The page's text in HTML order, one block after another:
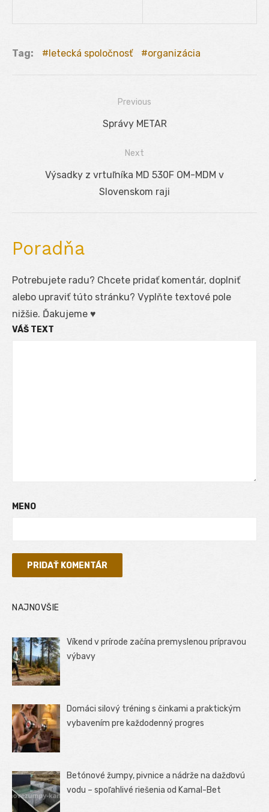
Tag: letecká spoločnosť organizácia
Previous
Previous
Správy METAR
Next
Výsadky z vrtuľníka MD 530F OM-MDM v
Slovenskom raji
Poradňa
Potrebujete radu? Chcete pridať komentár, doplniť
alebo upraviť túto stránku? Vyplňte textové pole
nižšie. Ďakujeme ♥
VÁŠ TEXT
MENO
NAJNOVŠIE
Víkend v prírode začína premyslenou prípravou
výbavy
Domáci silový tréning s činkami a praktickým
vybavením pre každodenný progres
Betónové žumpy, pivnice a nádrže na dažďovú
vodu – spoľahlivé riešenia od Kamal-Bet